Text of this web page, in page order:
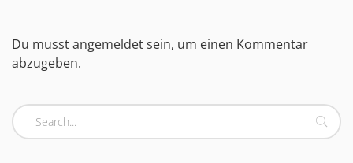
Du musstangemeldetsein, um einen Kommentar
abzugeben.